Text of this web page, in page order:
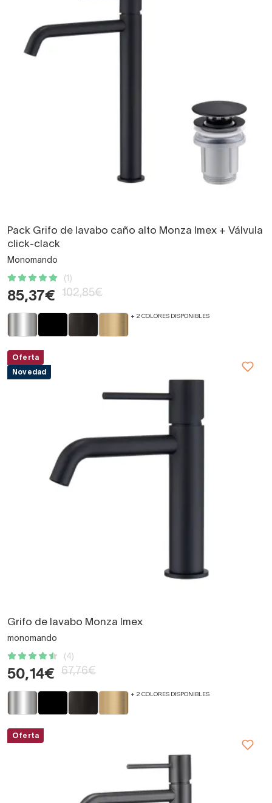
Pack Grifo de lavabo caño alto Monza Imex + Válvula
click-clack
Monomando
(1)
85,37€ 102,85€
+ 2 COLORES DISPONIBLES
Oferta
Novedad
Grifo de lavabo Monza Imex
monomando
(4)
50,14€ 67,76€
+ 2 COLORES DISPONIBLES
Oferta